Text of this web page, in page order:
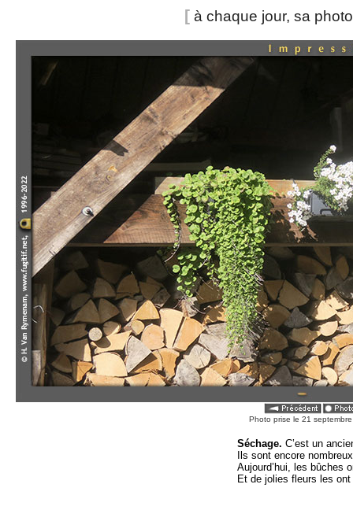
[à chaque jour, sa
Photo prise le 21
Séchage. C’est un
Ils sont encore
Aujourd’hui, les bûches
Et de jolies fleurs les